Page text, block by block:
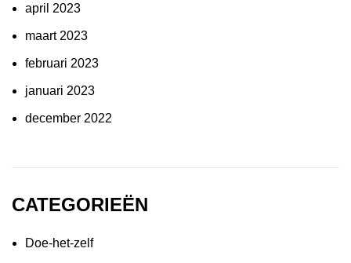
april 2023
maart 2023
februari 2023
januari 2023
december 2022
CATEGORIEËN
Doe-het-zelf